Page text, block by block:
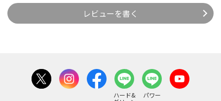
レビューを書く
ハード&
パワー